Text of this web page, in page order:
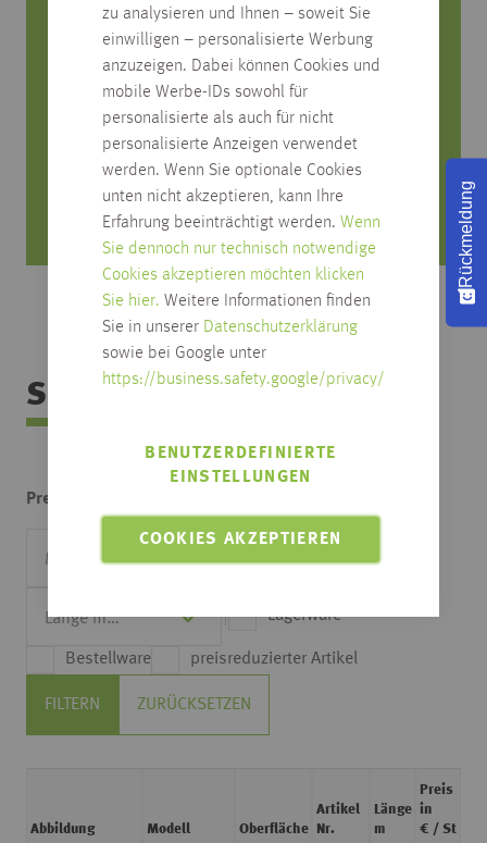
zu analysieren und Ihnen – soweit Sie
einwilligen – personalisierte Werbung
anzuzeigen. Dabei können Cookies und
mobile Werbe-IDs sowohl für
personalisierte als auch für nicht
personalisierte Anzeigen verwendet
werden. Wenn Sie optionale Cookies
unten nicht akzeptieren, kann Ihre
Erfahrung beeinträchtigt werden. Wenn
Sie dennoch nur technisch notwendige
Cookies akzeptieren möchten klicken
Sie hier. Weitere Informationen finden
Sie in unserer Datenschutzerklärung
sowie bei Google unter
https://business.safety.google/privacy/
COOKIES AKZEPTIEREN
BENUTZERDEFINIERTE
EINSTELLUNGEN
Sie haben Fragen zum Produkt?
Rufen Sie uns an, wir beraten Sie gerne!
0751/4004-545
produktfrage@habisreutinger.de
Mo. bis Fr. von 8 Uhr bis 18 Uhr
Samstag von 08:30 bis 12:30 Uhr
Sortimentsübersicht
Preis:
Lagerware
Bestellware preisreduzierter Artikel
FILTERN ZURÜCKSETZEN
Abbildung Modell Oberfläche
Artikel
Nr.
Länge
m
Preis
in
€ / St
Rückmeldung